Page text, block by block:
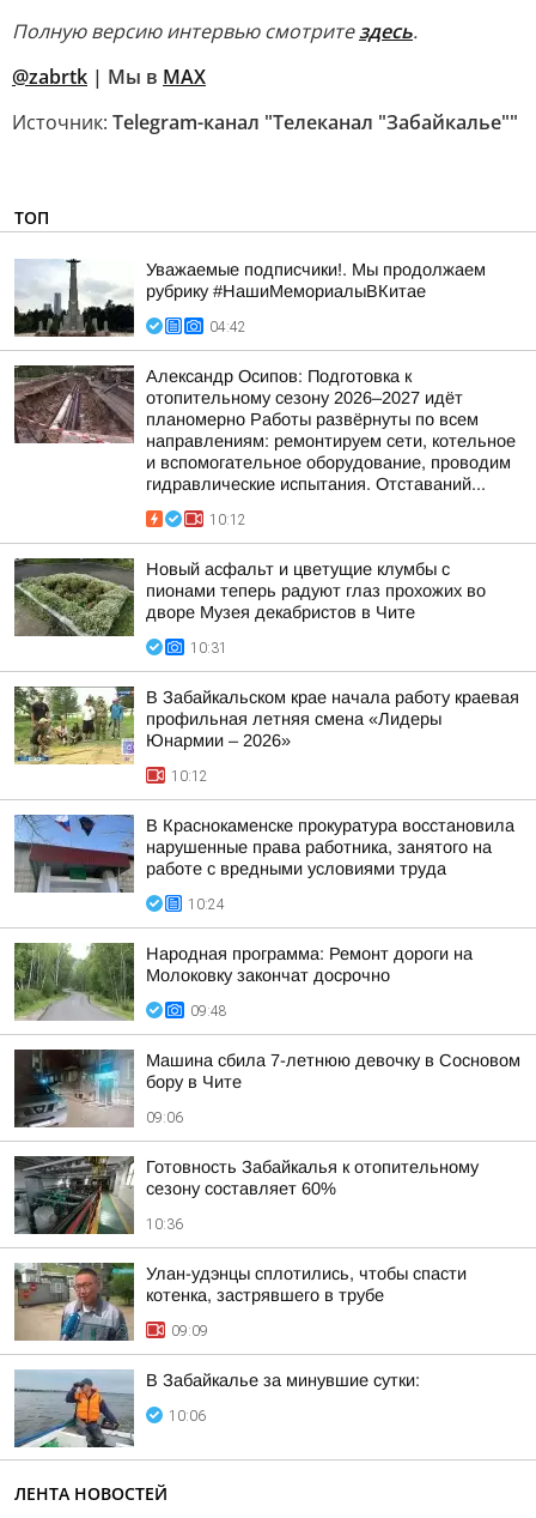
Полную версию интервью смотритездесь.
@zabrtk | Мы в MAX
Источник: Telegram-канал "Телеканал "Забайкалье""
ТОП
Уважаемые подписчики!. Мы продолжаем
рубрику #НашиМемориалыВКитае
04:42
Александр Осипов: Подготовка к
отопительному сезону 2026–2027 идёт
планомерно Работы развёрнуты по всем
направлениям: ремонтируем сети, котельное
и вспомогательное оборудование, проводим
гидравлические испытания. Отставаний...
10:12
Новый асфальт и цветущие клумбы с
пионами теперь радуют глаз прохожих во
дворе Музея декабристов в Чите
10:31
В Забайкальском крае начала работу краевая
профильная летняя смена «Лидеры
Юнармии – 2026»
10:12
В Краснокаменске прокуратура восстановила
нарушенные права работника, занятого на
работе с вредными условиями труда
10:24
Народная программа: Ремонт дороги на
Молоковку закончат досрочно
09:48
Машина сбила 7-летнюю девочку в Сосновом
бору в Чите
09:06
Готовность Забайкалья к отопительному
сезону составляет 60%
10:36
Улан-удэнцы сплотились, чтобы спасти
котенка, застрявшего в трубе
09:09
В Забайкалье за минувшие сутки:
10:06
ЛЕНТА НОВОСТЕЙ